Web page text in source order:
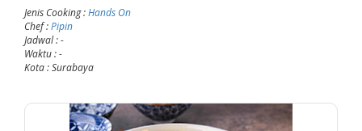
Jenis Cooking:Hands On
Chef:Pipin
Jadwal: -
Waktu: -
Kota: Surabaya